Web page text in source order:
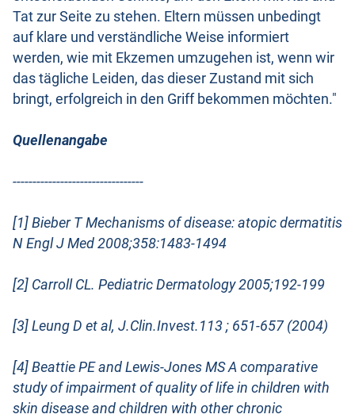
Tat zur Seite zu stehen. Eltern müssen unbedingt
auf klare und verständliche Weise informiert
werden, wie mit Ekzemen umzugehen ist, wenn wir
das tägliche Leiden, das dieser Zustand mit sich
bringt, erfolgreich in den Griff bekommen möchten."
Quellenangabe
---------------------------------
[1] Bieber T Mechanisms of disease: atopic dermatitis
N Engl J Med 2008;358:1483-1494
[2] Carroll CL. Pediatric Dermatology 2005;192-199
[3] Leung D et al, J.Clin.Invest.113 ; 651-657 (2004)
[4] Beattie PE and Lewis-Jones MS A comparative
study of impairment of quality of life in children with
skin disease and children with other chronic